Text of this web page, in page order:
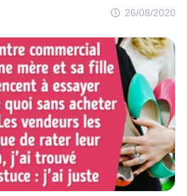
26/08/2020
HSBC, le pays est classé 20e
les expatriés du monde entier. Une
soins de santé, un air pur et une
attire de nouveaux citoyens